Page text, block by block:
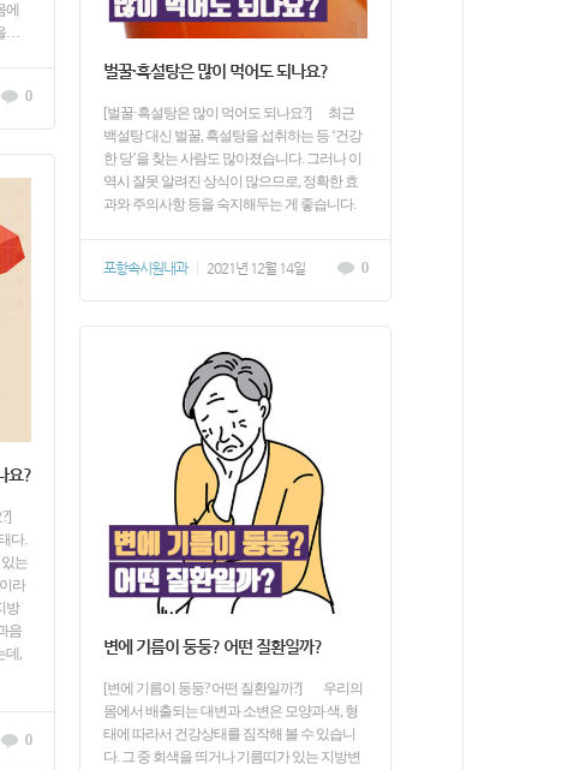
에
…
0
벌꿀·흑설탕은 많이 먹어도 되나요?
[벌꿀·흑설탕은 많이 먹어도 되나요?] 최근
백설탕 대신 벌꿀, 흑설탕을 섭취하는 등 ‘건강
한 당’을 찾는 사람도 많아졌습니다. 그러나 이
역시 잘못 알려진 상식이 많으므로, 정확한 효
과와 주의사항 등을 숙지해두는 게 좋습니다.
포항속시원내과 2021년 12월 14일 0
요?
?]
다.
는
라
방
음
데,
0
변에 기름이 둥둥? 어떤 질환일까?
[변에 기름이 둥둥? 어떤 질환일까?] 우리의
몸에서 배출되는 대변과 소변은 모양과 색, 형
태에 따라서 건강상태를 짐작해 볼 수 있습니
다. 그 중 회색을 띄거나 기름띠가 있는 지방변